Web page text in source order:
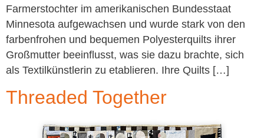
Farmerstochter im amerikanischen Bundesstaat
Minnesota aufgewachsen und wurde stark von den
farbenfrohen und bequemen Polyesterquilts ihrer
Großmutter beeinflusst, was sie dazu brachte, sich
als Textilkünstlerin zu etablieren. Ihre Quilts […]
Threaded Together